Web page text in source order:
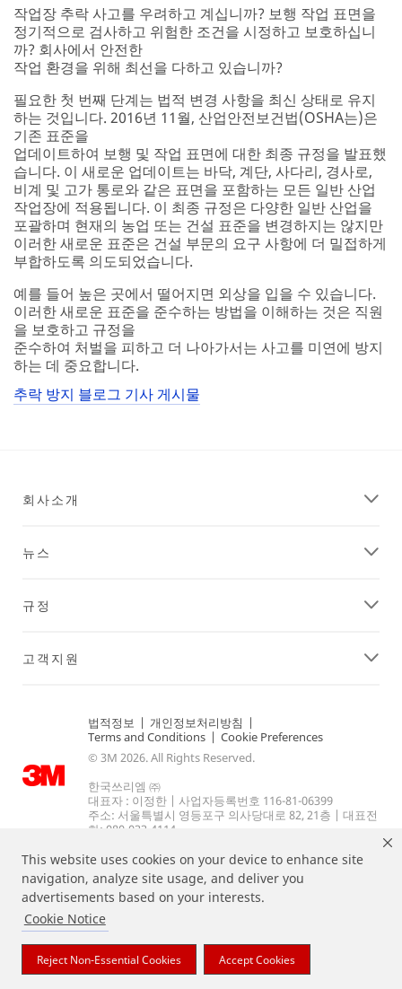
This website uses cookies on your device to enhance site
navigation, analyze site usage, and deliver you
advertisements based on your interests.
Cookie Notice
Reject Non-Essential Cookies Accept Cookies
작업장 추락 사고를 우려하고 계십니까? 보행 작업 표면을
정기적으로 검사하고 위험한 조건을 시정하고 보호하십니
까? 회사에서 안전한
작업 환경을 위해 최선을 다하고 있습니까?
필요한 첫 번째 단계는 법적 변경 사항을 최신 상태로 유지
하는 것입니다. 2016년 11월, 산업안전보건법(OSHA는)은
기존 표준을
업데이트하여 보행 및 작업 표면에 대한 최종 규정을 발표했
습니다. 이 새로운 업데이트는 바닥, 계단, 사다리, 경사로,
비계 및 고가 통로와 같은 표면을 포함하는 모든 일반 산업
작업장에 적용됩니다. 이 최종 규정은 다양한 일반 산업을
포괄하며 현재의 농업 또는 건설 표준을 변경하지는 않지만
이러한 새로운 표준은 건설 부문의 요구 사항에 더 밀접하게
부합하도록 의도되었습니다.
예를 들어 높은 곳에서 떨어지면 외상을 입을 수 있습니다.
이러한 새로운 표준을 준수하는 방법을 이해하는 것은 직원
을 보호하고 규정을
준수하여 처벌을 피하고 더 나아가서는 사고를 미연에 방지
하는 데 중요합니다.
추락 방지 블로그 기사 게시물
회사소개
뉴스
규정
고객지원
법적정보 | 개인정보처리방침 |
Terms and Conditions | Cookie Preferences
© 3M 2026. All Rights Reserved.
한국쓰리엠 ㈜
대표자 : 이정한 | 사업자등록번호 116-81-06399
주소: 서울특별시 영등포구 의사당대로 82, 21층 | 대표전
화: 080-033-4114.
상기 열거된 브랜드는 3M의 상표입니다.